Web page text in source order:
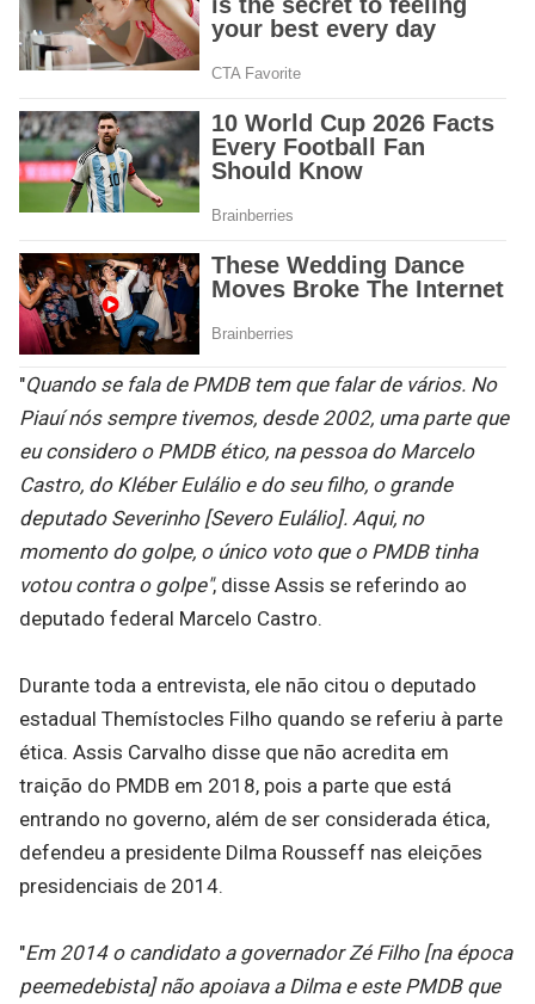
"Quando se fala de PMDB tem que falar de vários. No
Piauí nós sempre tivemos, desde 2002, uma parte que
eu considero o PMDB ético, na pessoa do Marcelo
Castro, do Kléber Eulálio e do seu filho, o grande
deputado Severinho [Severo Eulálio]. Aqui, no
momento do golpe, o único voto que o PMDB tinha
votou contra o golpe", disse Assis se referindo ao
deputado federal Marcelo Castro.
Durante toda a entrevista, ele não citou o deputado
estadual Themístocles Filho quando se referiu à parte
ética. Assis Carvalho disse que não acredita em
traição do PMDB em 2018, pois a parte que está
entrando no governo, além de ser considerada ética,
defendeu a presidente Dilma Rousseff nas eleições
presidenciais de 2014.
"Em 2014 o candidato a governador Zé Filho [na época
peemedebista] não apoiava a Dilma e este PMDB que